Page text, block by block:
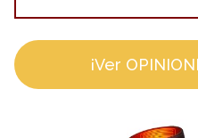
¡Ver